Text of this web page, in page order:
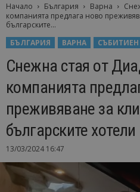
Начало България Варна
компанията предлага ново
българските...
БЪЛГАРИЯ
ВАРНА
Снежна стая от
компанията
преживяване за
българските хотели
13/03/2024 16:47